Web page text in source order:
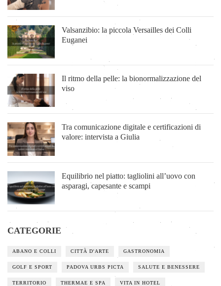
Valsanzibio: la piccola Versailles dei Colli
Euganei
Il ritmo della pelle: la bionormalizzazione del
viso
Tra comunicazione digitale e certificazioni di
valore: intervista a Giulia
Equilibrio nel piatto: tagliolini all’uovo con
asparagi, capesante e scampi
CATEGORIE
ABANO E COLLI CITTÀ D'ARTE GASTRONOMIA
GOLF E SPORT PADOVA URBS PICTA SALUTE E BENESSERE
TERRITORIO THERMAE E SPA VITA IN HOTEL